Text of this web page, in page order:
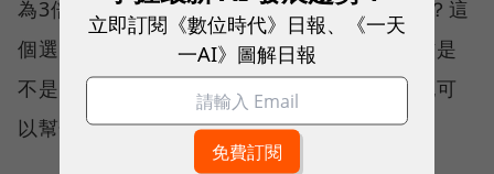
為3倍薪水之後，下一次要幾倍你才會做選擇？這
個選擇可能要思考的是，到底創業或是新工作是
不是我可以發揮的？我能不能幫忙到企業，也可
以幫忙到我自己？
立即訂閱《數位時代》日報、《一天
一AI》圖解日報